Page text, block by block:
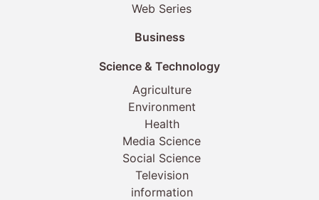
Web Series
Business
Science & Technology
Agriculture
Environment
Health
Media Science
Social Science
Television
information